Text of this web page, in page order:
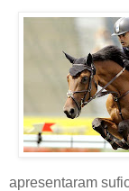
apresentaram